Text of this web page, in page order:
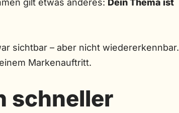
gilt etwas anderes: Dein Thema ist
sichtbar – aber nicht wiedererkennbar.
Markenauftritt.
schneller